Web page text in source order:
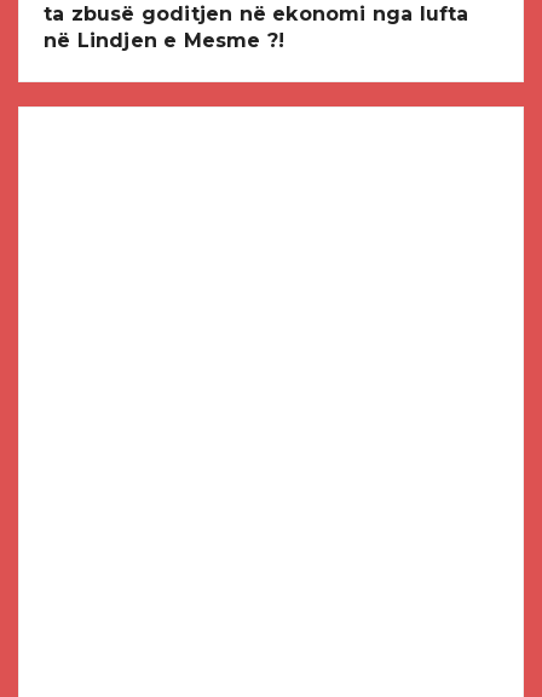
ta zbusë goditjen në ekonomi nga lufta
në Lindjen e Mesme ?!